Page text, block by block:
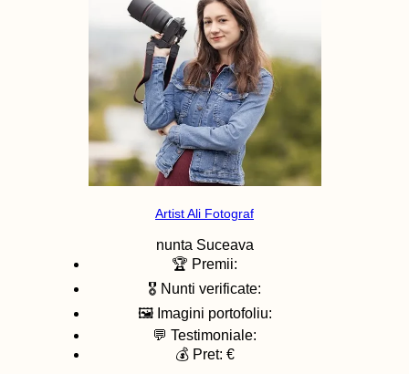
Artist Ali Fotograf
nunta Suceava
🏆 Premii:
🎖️ Nunti verificate:
🖼️ Imagini portofoliu:
💬 Testimoniale:
💰 Pret: €